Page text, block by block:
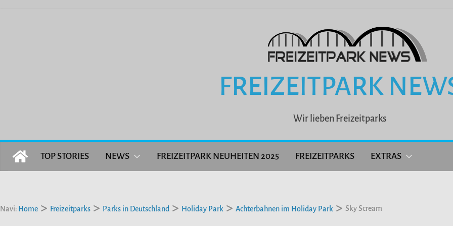
FREIZEITPARK
Wir lieben Freizeitparks
TOP STORIES NEWS FREIZEITPARK NEUHEITEN 2025 FREIZEITPARKS EXTRAS
Navi: Home Freizeitparks Parks in Deutschland Holiday Park Achterbahnen im Holiday Park Sky Scream